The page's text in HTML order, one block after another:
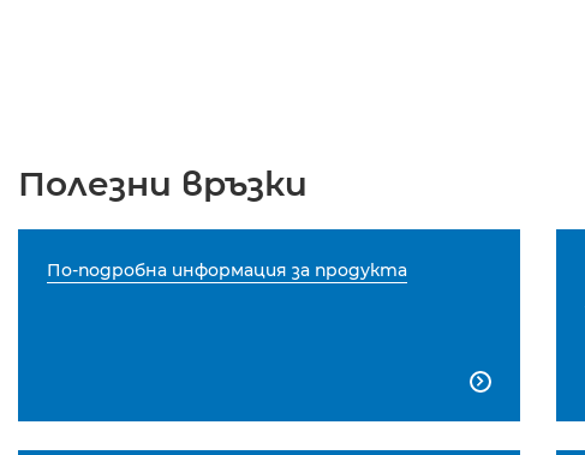
Полезни връзки
По-подробна информация за продукта
